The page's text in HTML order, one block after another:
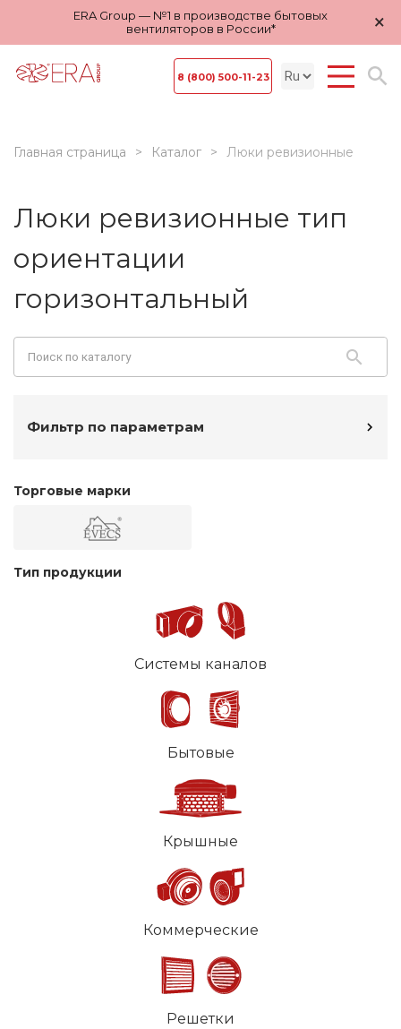
ERA Group — №1 в производстве бытовых
вентиляторов в России*
×
8 (800) 500-11-23
Главная страница Каталог Люки ревизионные
Люки ревизионные тип
ориентации
горизонтальный
Фильтр по параметрам
Торговые марки
Тип продукции
Системы каналов
Бытовые
Крышные
Коммерческие
Решетки